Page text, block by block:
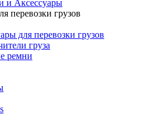
и Аксессуары
перевозки грузов
для перевозки грузов
груза
ремни